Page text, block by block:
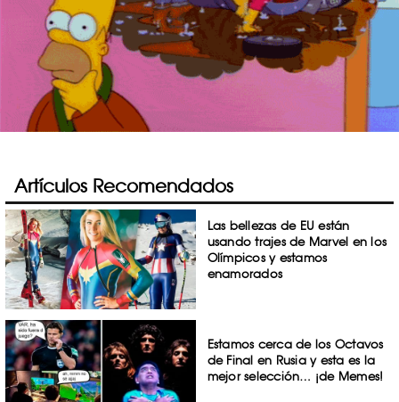
Artículos Recomendados
Las bellezas de EU están
usando trajes de Marvel en los
Olímpicos y estamos
enamorados
Estamos cerca de los Octavos
de Final en Rusia y esta es la
mejor selección… ¡de Memes!